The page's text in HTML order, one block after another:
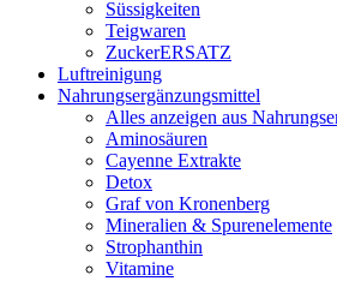
Süssigkeiten
Teigwaren
ZuckerERSATZ
Luftreinigung
Nahrungsergänzungsmittel
Alles anzeigen aus
Aminosäuren
Cayenne Extrakte
Detox
Graf von Kronenberg
Mineralien & Spurenelemente
Strophanthin
Vitamine